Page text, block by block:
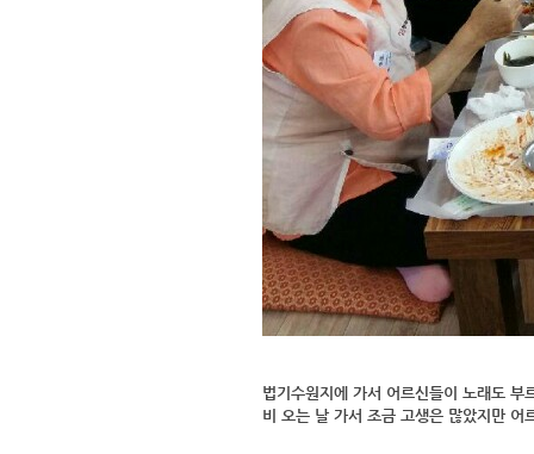
법기수원지에 가서 어르신들이 노래도
비 오는 날 가서 조금 고생은 많았지만